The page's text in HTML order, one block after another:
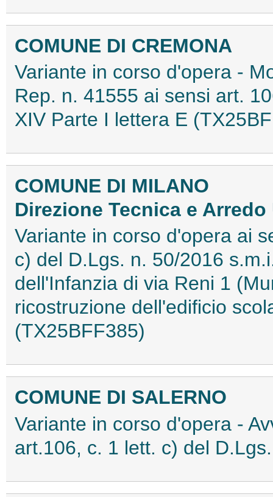
COMUNE DI CREMONA
Variante in corso d'opera -
Rep. n. 41555 ai sensi art.
XIV Parte I lettera E
COMUNE DI MILANO
Direzione Tecnica e Arredo
Variante in corso d'opera ai
c) del D.Lgs. n. 50/2016
dell'Infanzia di via Reni 1
ricostruzione dell'edificio
(TX25BFF385)
COMUNE DI SALERNO
Variante in corso d'opera -
art.106, c. 1 lett. c) del